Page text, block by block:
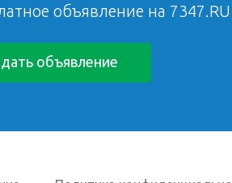
объявление на 7347.RU
объявление